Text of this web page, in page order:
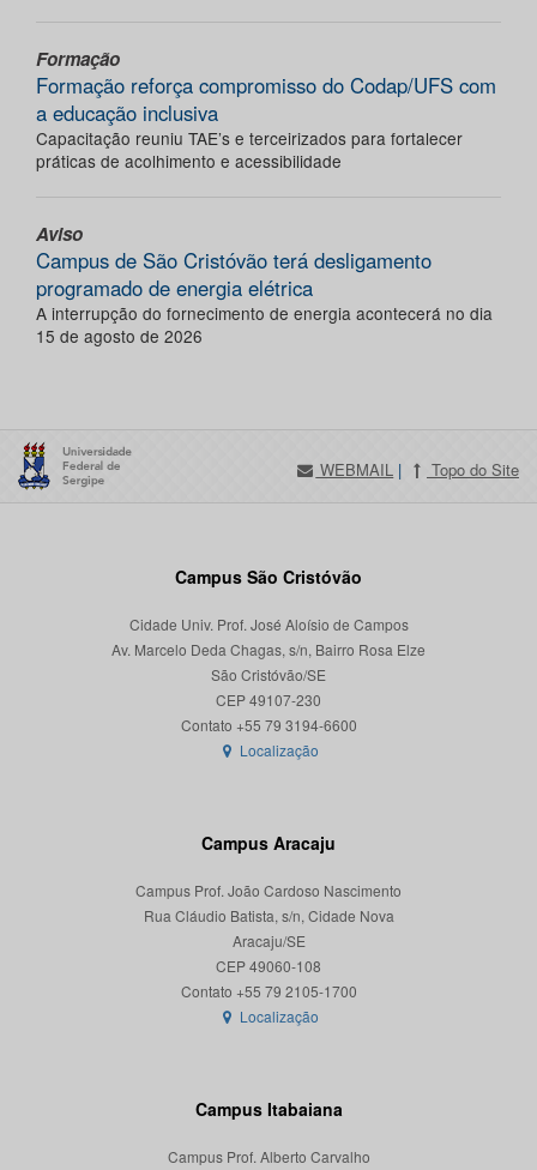
Formação
Formação reforça compromisso do Codap/UFS com
a educação inclusiva
Capacitação reuniu TAE’s e terceirizados para fortalecer
práticas de acolhimento e acessibilidade
Aviso
Campus de São Cristóvão terá desligamento
programado de energia elétrica
A interrupção do fornecimento de energia acontecerá no dia
15 de agosto de 2026
WEBMAIL | Topo do Site
Campus São Cristóvão
Cidade Univ. Prof. José Aloísio de Campos
Av. Marcelo Deda Chagas, s/n, Bairro Rosa Elze
São Cristóvão/SE
CEP 49107-230
Localização
Campus Aracaju
Campus Prof. João Cardoso Nascimento
Rua Cláudio Batista, s/n, Cidade Nova
Aracaju/SE
CEP 49060-108
Localização
Campus Itabaiana
Campus Prof. Alberto Carvalho